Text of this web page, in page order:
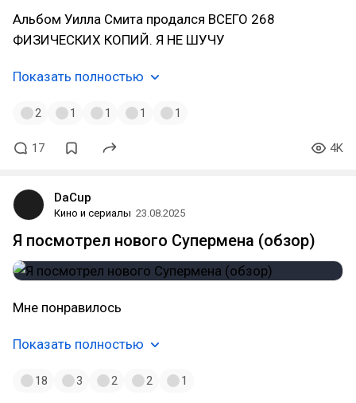
Альбом Уилла Смита продался ВСЕГО 268
ФИЗИЧЕСКИХ КОПИЙ. Я НЕ ШУЧУ
Показать полностью
2 1 1 1 1
17 4K
DaCup
Кино и сериалы 23.08.2025
Я посмотрел нового Супермена (обзор)
Мне понравилось
Показать полностью
18 3 2 2 1